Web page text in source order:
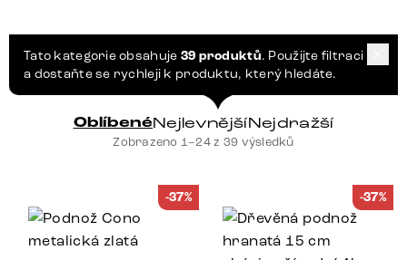
Tato kategorie obsahuje 39 produktů. Použijte filtraci
a dostaňte se rychleji k produktu, který hledáte.
OblíbenéNejlevnějšíNejdražší
Zobrazeno 1–24 z 39 výsledků
-37% -37%